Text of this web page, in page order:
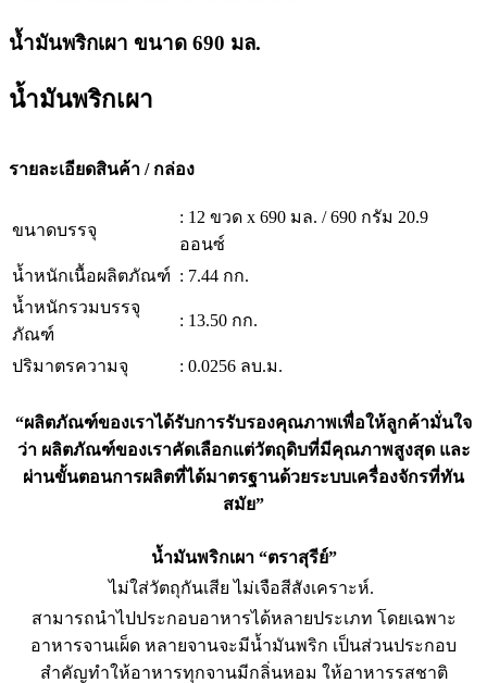
น้ำมันพริกเผา ขนาด 690 มล.
น้ำมันพริกเผา
รายละเอียดสินค้า / กล่อง
ขนาดบรรจุ
: 12 ขวด x 690 มล. / 690 กรัม 20.9
ออนซ์
น้ำหนักเนื้อผลิตภัณฑ์ : 7.44 กก.
น้ำหนักรวมบรรจุ
ภัณฑ์
: 13.50 กก.
ปริมาตรความจุ : 0.0256 ลบ.ม.
“ผลิตภัณฑ์ของเราได้รับการรับรองคุณภาพเพื่อให้ลูกค้ามั่นใจ
ว่า ผลิตภัณฑ์ของเราคัดเลือกแต่วัตถุดิบที่มีคุณภาพสูงสุด และ
ผ่านขั้นตอนการผลิตที่ได้มาตรฐานด้วยระบบเครื่องจักรที่ทัน
สมัย”
น้ำมันพริกเผา “ตราสุรีย์”
ไม่ใส่วัตถุกันเสีย ไม่เจือสีสังเคราะห์.
สามารถนำไปประกอบอาหารได้หลายประเภท โดยเฉพาะ
อาหารจานเผ็ด หลายจานจะมีน้ำมันพริก เป็นส่วนประกอบ
สำคัญทำให้อาหารทุกจานมีกลิ่นหอม ให้อาหารรสชาติ